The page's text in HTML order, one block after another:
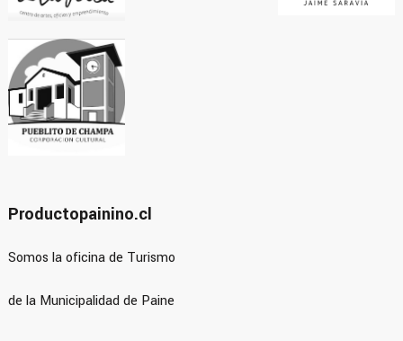
Productopainino.cl
Somos la oficina de Turismo
de la Municipalidad de Paine